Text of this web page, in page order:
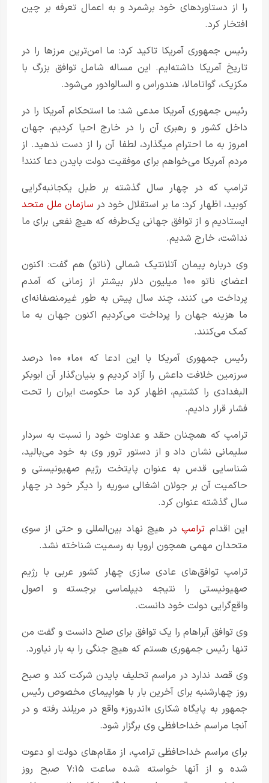
را از دستاوردهای خود برشمرد و به اعمال تعرفه بر چین
افتخار کرد.
رئیس جمهوری آمریکا تاکید کرد: ما امن‌ترین مرزها را در
تاریخ آمریکا داشته‌ایم. این مساله شامل توافق بزرگ با
مکزیک، گواتامالا، هندوراس و السالوادور می‌شود.
رئیس جمهوری آمریکا مدعی شد: ما استحکام آمریکا را در
داخل کشور و رهبری آن را در خارج احیا کردیم، جهان
امروز به ما احترام می‎گذارد، لطفا آن را از دست ندهید. از
مردم آمریکا می‌خواهم برای موفقیت دولت بایدن دعا کنند!
ترامپ که در چهار سال گذشته بر طبل یکجانبه‌گرایی
کوبید، اظهار کرد: ما بر استقلال خود در سازمان ملل متحد
ایستادیم و از توافق جهانی یک‌طرفه که هیچ نفعی برای ما
نداشت، خارج شدیم.
وی درباره پیمان آتلانتیک شمالی (ناتو) هم گفت: اکنون
اعضای ناتو ۱۰۰ میلیون دلار بیشتر از زمانی که آمدم
پرداخت می کنند، چند سال پیش به طور غیرمنصفانه‌ای
ما هزینه جهان را پرداخت می‌کردیم اکنون جهان به ما
کمک می‌کنند.
رئیس جمهوری آمریکا با این ادعا که «ما» ۱۰۰ درصد
سرزمین خلافت داعش را آزاد کردیم و بنیان‌گذار آن ابوبکر
البغدادی را کشتیم، اظهار کرد ما حکومت ایران را تحت
فشار قرار دادیم.
ترامپ که همچنان حقد و عداوت خود را نسبت به سردار
سلیمانی نشان داد و از دستور ترور وی به خود می‌بالید،
شناسایی قدس به عنوان پایتخت رژیم صهیونیستی و
حاکمیت آن بر جولان اشغالی سوریه را دیگر خود در چهار
سال گذشته عنوان کرد.
این اقدام ترامپدر هیچ نهاد بین‌المللی و حتی از سوی
متحدان مهمی همچون اروپا به رسمیت شناخته نشد.
ترامپ توافق‌های عادی سازی چهار کشور عربی با رژیم
صهیونیستی را نتیجه دیپلماسی برجسته و اصول
واقع‌گرایی دولت خود دانست.
وی توافق آبراهام را یک توافق برای صلح دانست و گفت من
تنها رئیس جمهوری هستم که هیچ جنگی را به بار نیاورد.
وی قصد ندارد در مراسم تحلیف بایدن شرکت کند و صبح
روز چهارشنبه برای آخرین بار با هواپیمای مخصوص رئیس
جمهور به پایگاه شکاری «اندروز» واقع در مریلند رفته و در
آنجا مراسم خداحافظی وی برگزار شود.
برای مراسم خداحافظی ترامپ، از مقام‌های دولت او دعوت
شده و از آنها خواسته شده ساعت ۷:۱۵ صبح روز